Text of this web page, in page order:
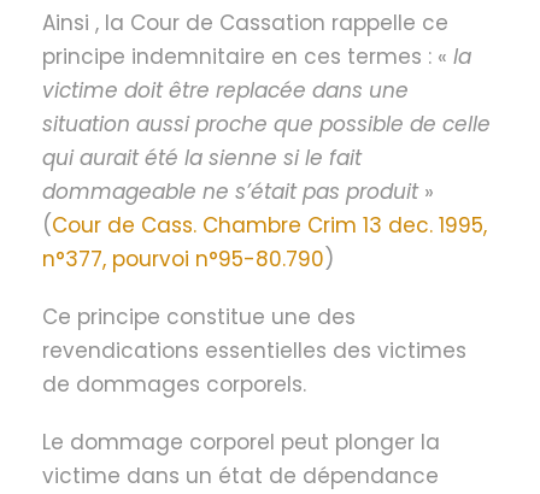
Ainsi , la Cour de Cassation rappelle ce
principe indemnitaire en ces termes : « la
victime doit être replacée dans une
situation aussi proche que possible de celle
qui aurait été la sienne si le fait
dommageable ne s’était pas produit»
(Cour de Cass. Chambre Crim 13 dec. 1995,
n°377, pourvoi n°95-80.790)
Ce principe constitue une des
revendications essentielles des victimes
de dommages corporels.
Le dommage corporel peut plonger la
victime dans un état de dépendance